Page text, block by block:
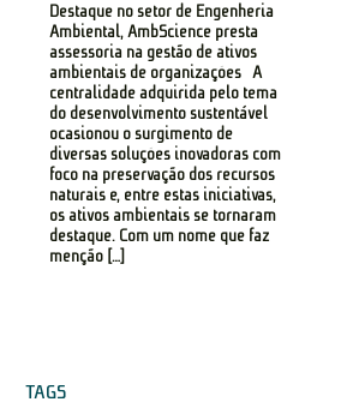
Destaque no setor de Engenheria
Ambiental, AmbScience presta
assessoria na gestão de ativos
ambientais de organizações A
centralidade adquirida pelo tema
do desenvolvimento sustentável
ocasionou o surgimento de
diversas soluções inovadoras com
foco na preservação dos recursos
naturais e, entre estas iniciativas,
os ativos ambientais se tornaram
destaque. Com um nome que faz
menção […]
TAGS